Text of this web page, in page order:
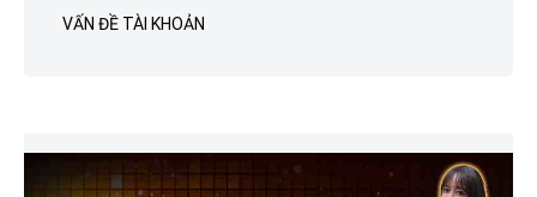
VẤN ĐỀ TÀI KHOẢN